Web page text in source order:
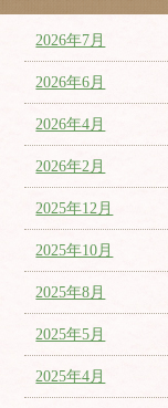
2026年7月
2026年6月
2026年4月
2026年2月
2025年12月
2025年10月
2025年8月
2025年5月
2025年4月